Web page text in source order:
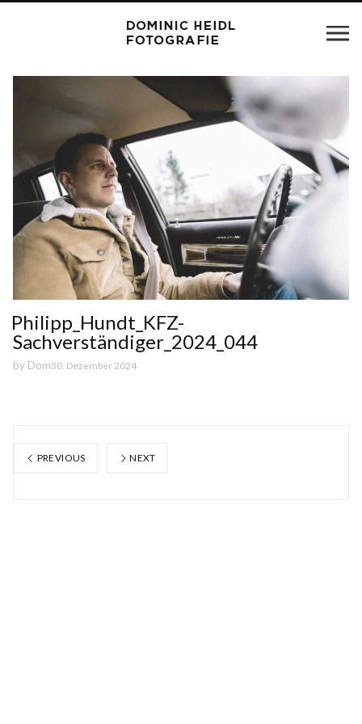
Philipp_Hundt_KFZ-
Sachverständiger_2024_044
by Dom30. Dezember 2024
PREVIOUS NEXT